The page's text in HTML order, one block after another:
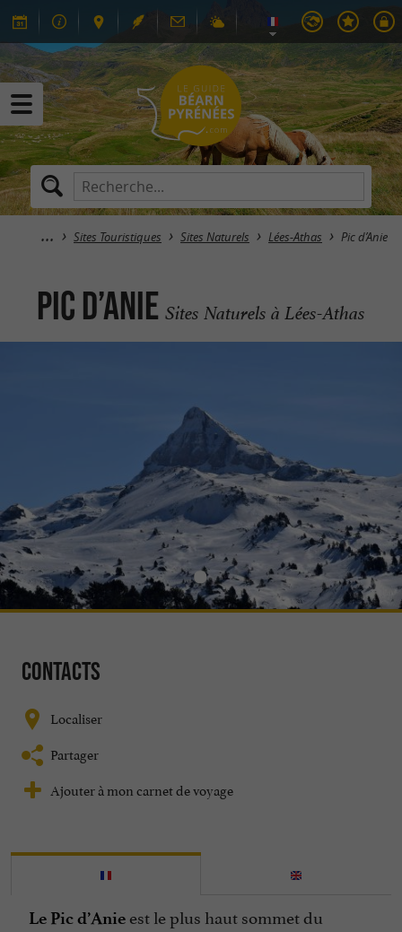
Sites Touristiques Sites Naturels Lées-Athas Pic d’Anie
Pic d’Anie Sites Naturels à Lées-Athas
Contacts
Localiser
Partager
Ajouter à mon carnet de voyage
Le Pic d’Anie est le plus haut sommet du